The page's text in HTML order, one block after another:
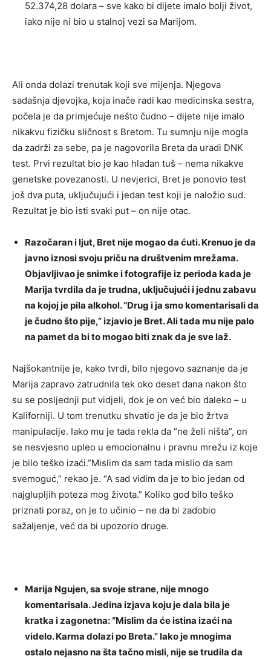
52.374,28 dolara – sve kako bi dijete imalo bolji život,
iako nije ni bio u stalnoj vezi sa Marijom.
Ali onda dolazi trenutak koji sve mijenja. Njegova
sadašnja djevojka, koja inače radi kao medicinska sestra,
počela je da primjećuje nešto čudno – dijete nije imalo
nikakvu fizičku sličnost s Bretom. Tu sumnju nije mogla
da zadrži za sebe, pa je nagovorila Breta da uradi DNK
test. Prvi rezultat bio je kao hladan tuš – nema nikakve
genetske povezanosti. U nevjerici, Bret je ponovio test
još dva puta, uključujući i jedan test koji je naložio sud.
Rezultat je bio isti svaki put – on nije otac.
Razočaran i ljut, Bret nije mogao da ćuti. Krenuo je da
javno iznosi svoju priču na društvenim mrežama.
Objavljivao je snimke i fotografije iz perioda kada je
Marija tvrdila da je trudna, uključujući i jednu zabavu
na kojoj je pila alkohol. “Drug i ja smo komentarisali da
je čudno što pije,” izjavio je Bret. Ali tada mu nije palo
na pamet da bi to mogao biti znak da je sve laž.
Najšokantnije je, kako tvrdi, bilo njegovo saznanje da je
Marija zapravo zatrudnila tek oko deset dana nakon što
su se posljednji put vidjeli, dok je on već bio daleko – u
Kaliforniji. U tom trenutku shvatio je da je bio žrtva
manipulacije. Iako mu je tada rekla da “ne želi ništa”, on
se nesvjesno upleo u emocionalnu i pravnu mrežu iz koje
je bilo teško izaći.”Mislim da sam tada mislio da sam
svemoguć,” rekao je. “A sad vidim da je to bio jedan od
najglupljih poteza mog života.” Koliko god bilo teško
priznati poraz, on je to učinio – ne da bi zadobio
sažaljenje, već da bi upozorio druge.
Marija Ngujen, sa svoje strane, nije mnogo
komentarisala. Jedina izjava koju je dala bila je
kratka i zagonetna: “Mislim da će istina izaći na
videlo. Karma dolazi po Breta.” Iako je mnogima
ostalo nejasno na šta tačno misli, nije se trudila da